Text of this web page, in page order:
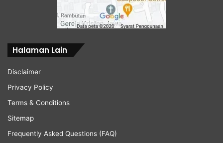
Halaman Lain
Disclaimer
Privacy Policy
Terms & Conditions
Sitemap
Frequently Asked Questions (FAQ)